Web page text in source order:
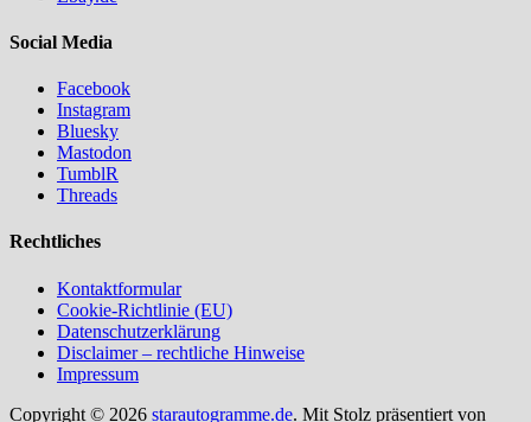
Social Media
Facebook
Instagram
Bluesky
Mastodon
TumblR
Threads
Rechtliches
Kontaktformular
Cookie-Richtlinie (EU)
Datenschutzerklärung
Disclaimer – rechtliche Hinweise
Impressum
Copyright © 2026 starautogramme.de. Mit Stolz präsentiert von